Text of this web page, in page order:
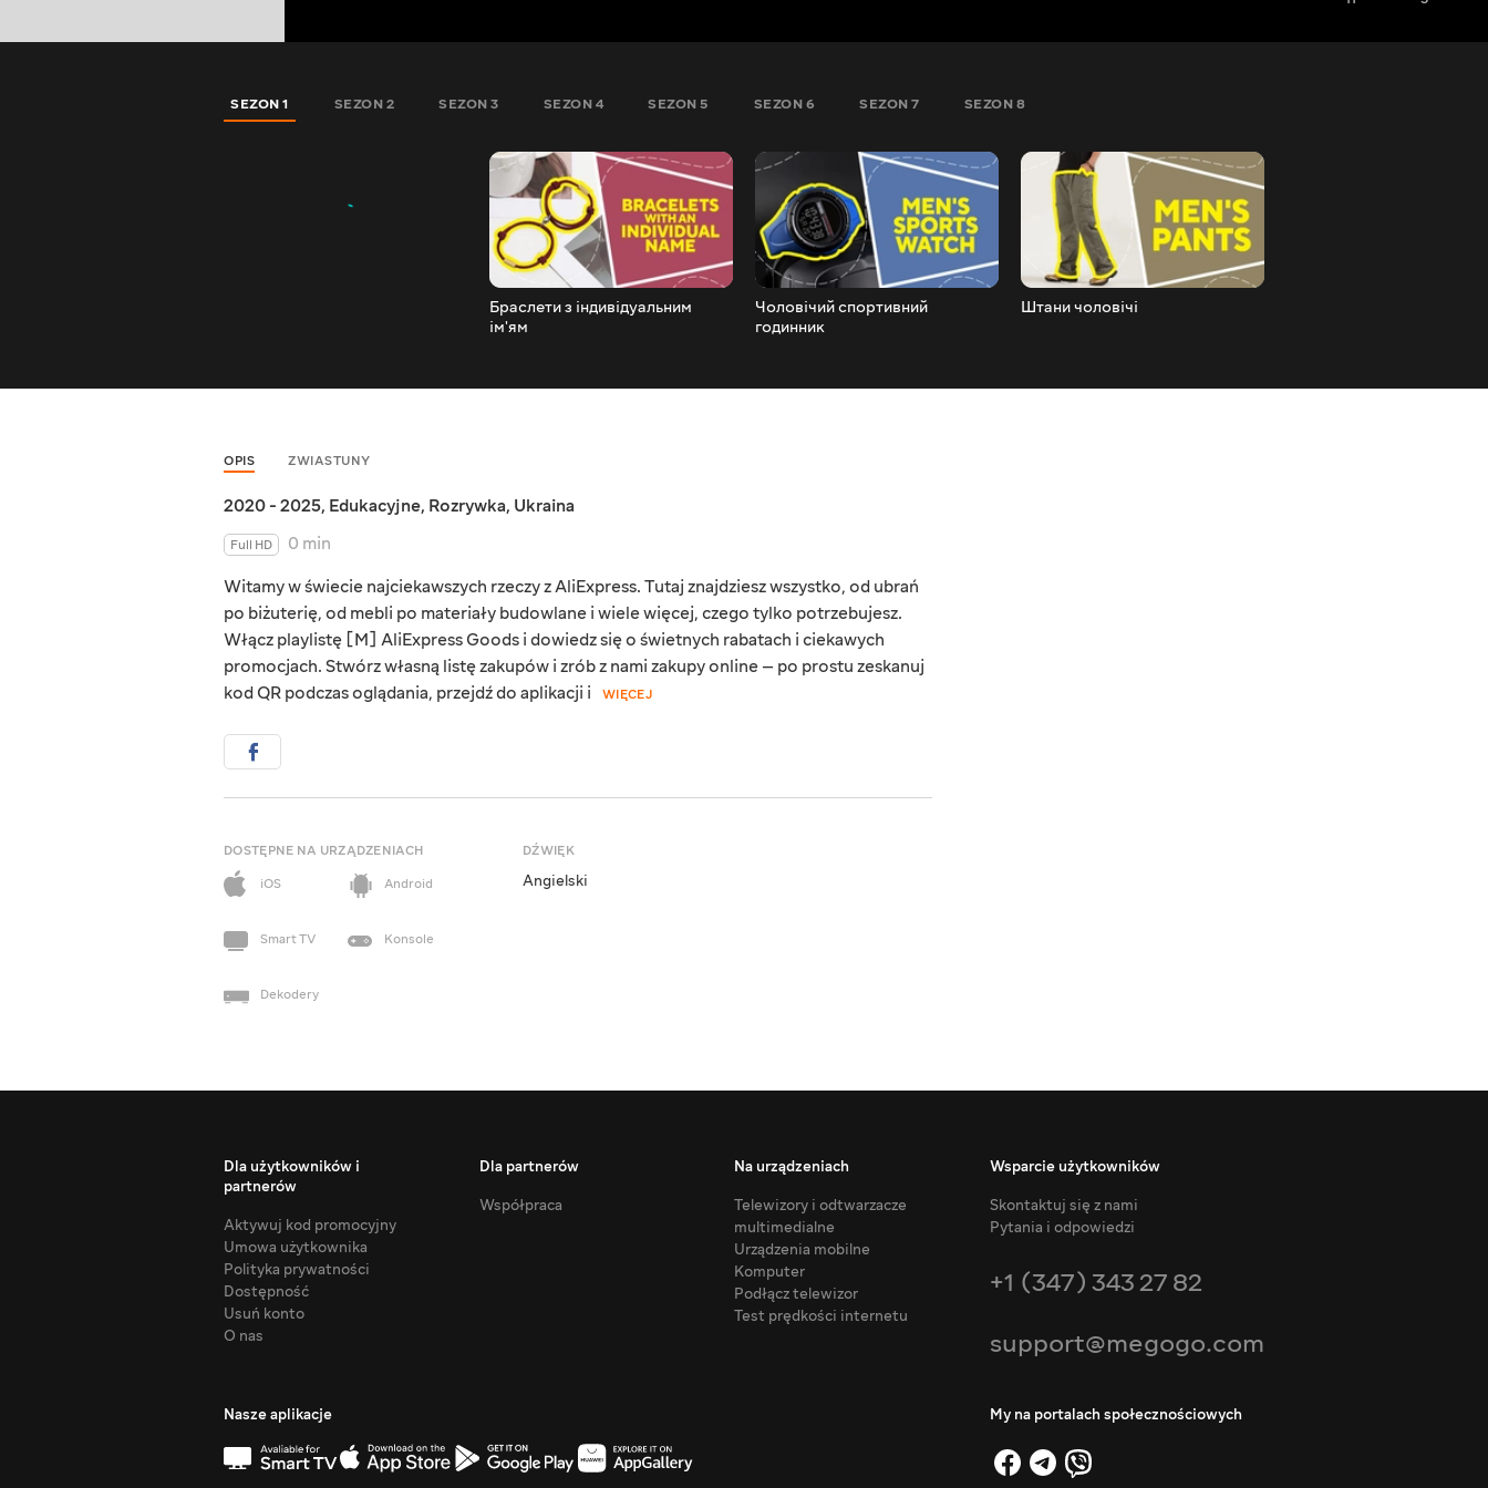
SEZON 1 SEZON 2 SEZON 3 SEZON 4 SEZON 5 SEZON 6 SEZON 7 SEZON 8
Браслети з індивідуальним
ім'ям
Чоловічий спортивний
годинник
Штани чоловічі
OPIS ZWIASTUNY
2020 - 2025, Edukacyjne, Rozrywka, Ukraina
Full HD
0 min
Witamy w świecie najciekawszych rzeczy z AliExpress. Tutaj znajdziesz wszystko, od ubrań
po biżuterię, od mebli po materiały budowlane i wiele więcej, czego tylko potrzebujesz.
Włącz playlistę [M] AliExpress Goods i dowiedz się o świetnych rabatach i ciekawych
promocjach. Stwórz własną listę zakupów i zrób z nami zakupy online — po prostu zeskanuj
kod QR podczas oglądania, przejdź do aplikacji i
WIĘCEJ
DOSTĘPNE NA URZĄDZENIACH
iOS
Android
Smart TV Konsole
Dekodery
DŹWIĘK
Angielski
Dla użytkowników i
partnerów
Aktywuj kod promocyjny
Umowa użytkownika
Polityka prywatności
Dostępność
Usuń konto
O nas
Dla partnerów
Współpraca
Na urządzeniach
Telewizory i odtwarzacze
multimedialne
Urządzenia mobilne
Komputer
Podłącz telewizor
Test prędkości internetu
Wsparcie użytkowników
Skontaktuj się z nami
Pytania i odpowiedzi
+1 (347) 343 27 82
support@megogo.com
Nasze aplikacje My na portalach społecznościowych